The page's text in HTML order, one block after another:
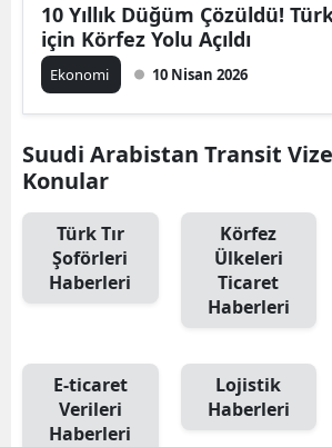
10 Yıllık Düğüm Çözüldü!
için Körfez Yolu Açıldı
Ekonomi 10 Nisan 2026
Suudi Arabistan Transit
Konular
Türk Tır
Şoförleri
Haberleri
Körfez
Ülkeleri
Ticaret
Haberleri
E-ticaret
Verileri
Haberleri
Lojistik
Haberleri